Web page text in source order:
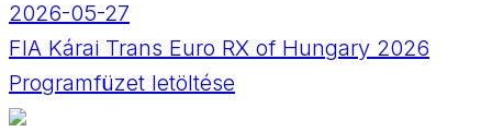
2026-05-27
FIA Kárai Trans Euro RX of Hungary 2026
Programfüzet letöltése